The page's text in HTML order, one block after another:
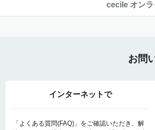
cecile オン
お問
インターネットで
「よくある質問(FAQ)」をご確認いただき、解